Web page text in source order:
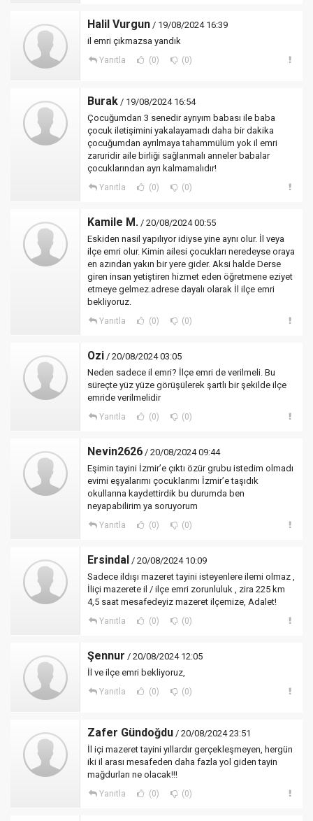
Halil Vurgun / 19/08/2024 16:39
il emri çıkmazsa yandık
Yanıtla (0) (0)
Burak / 19/08/2024 16:54
Çocuğumdan 3 senedir ayrıyım babası ile baba
çocuk iletişimini yakalayamadı daha bir dakika
çocuğumdan ayrılmaya tahammülüm yok il emri
zaruridir aile birliği sağlanmalı anneler babalar
çocuklarından ayrı kalmamalıdır!
Yanıtla (0) (0)
Kamile M. / 20/08/2024 00:55
Eskiden nasil yapılıyor idiyse yine aynı olur. İl veya
ilçe emri olur. Kimin ailesi çocukları neredeyse oraya
en azından yakın bir yere gider. Aksi halde Derse
giren insan yetiştiren hizmet eden öğretmene eziyet
etmeye gelmez.adrese dayalı olarak İl ilçe emri
bekliyoruz.
Yanıtla (0) (0)
Ozi / 20/08/2024 03:05
Neden sadece il emri? İlçe emri de verilmeli. Bu
süreçte yüz yüze görüşülerek şartlı bir şekilde ilçe
emride verilmelidir
Yanıtla (0) (0)
Nevin2626 / 20/08/2024 09:44
Eşimin tayini İzmir’e çıktı özür grubu istedim olmadı
evimi eşyalarımı çocuklarımı İzmir’e taşıdık
okullarına kaydettirdik bu durumda ben
neyapabilirim ya soruyorum
Yanıtla (0) (0)
Ersindal / 20/08/2024 10:09
Sadece ildışı mazeret tayini isteyenlere ilemi olmaz ,
İliçi mazerete il / ilçe emri zorunluluk , zira 225 km
4,5 saat mesafedeyiz mazeret ilçemize, Adalet!
Yanıtla (0) (0)
Şennur / 20/08/2024 12:05
İl ve ilçe emri bekliyoruz,
Yanıtla (0) (0)
Zafer Gündoğdu / 20/08/2024 23:51
İl içi mazeret tayini yıllardır gerçekleşmeyen, hergün
iki il arası mesafeden daha fazla yol giden tayin
mağdurları ne olacak!!!
Yanıtla (0) (0)